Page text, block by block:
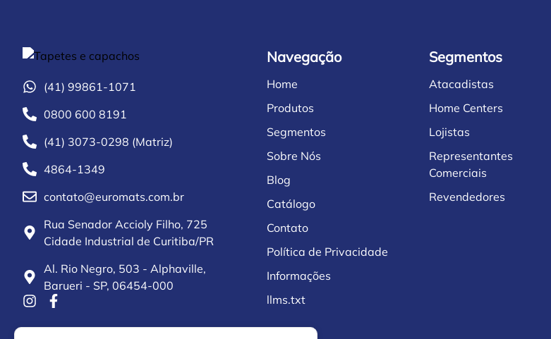
(41) 99861-1071
0800 600 8191
(41) 3073-0298 (Matriz)
4864-1349
contato@euromats.com.br
Rua Senador Accioly Filho, 725
Cidade Industrial de Curitiba/PR
Al. Rio Negro, 503 - Alphaville,
Barueri - SP, 06454-000
Navegação
Home
Produtos
Segmentos
Sobre Nós
Blog
Catálogo
Contato
Política de Privacidade
Informações
llms.txt
Segmentos
Atacadistas
Home Centers
Lojistas
Representantes
Comerciais
Revendedores